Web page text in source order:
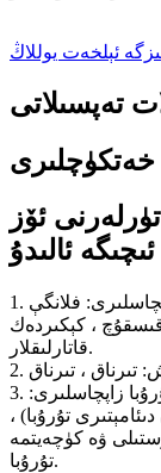
ئېلخەت يوللاڭ
تەپسىلاتى
ئۆز
ئىچىگە ئالىدۇ
1. تۇرۇبا ئۇلىنىشى ئۈچۈن ئىشلىتىلىدىغان تۇرۇبا زاپچاسلىرى: فلانگې
قىسقۇچ ، كېكىردەك
قاتارلىقلار.
3. تۇرۇبا دىئامېتىرىنى ئۆزگەرتىدىغان تۇرۇبا زاپچاسلىرى:
تۇرۇبا) ،
ۋە كۈچەيتمە
تۇرۇبا.